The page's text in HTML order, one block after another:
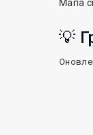
Мапа
💡